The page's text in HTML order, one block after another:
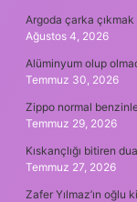
Argoda çarka
Ağustos 4, 2026
Alüminyum olup
Temmuz 30, 2026
Zippo normal
Temmuz 29, 2026
Kıskançlığı bitiren
Temmuz 27, 2026
Zafer Yılmaz’ın oğlu